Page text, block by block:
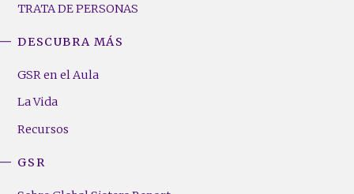
TRATA DE PERSONAS
Footer
(Right)
DESCUBRA MÁS
GSR en el Aula
La Vida
Recursos
GSR